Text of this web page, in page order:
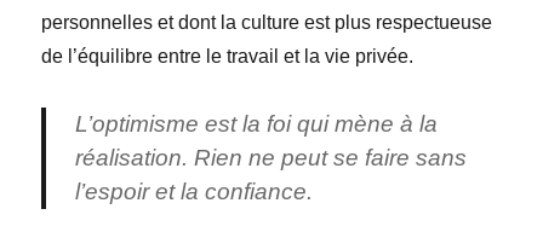
personnelles et dont la culture est plus respectueuse
de l’équilibre entre le travail et la vie privée.
L’optimisme est la foi qui mène à la
réalisation. Rien ne peut se faire sans
l’espoir et la confiance.